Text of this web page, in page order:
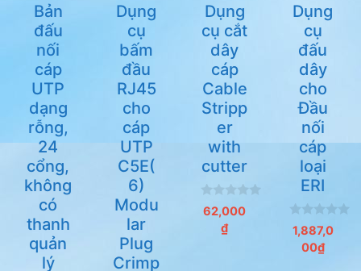
Bản
đấu
nối
cáp
UTP
dạng
rỗng,
24
cổng,
không
có
thanh
quản
lý
Dụng
cụ
bấm
đầu
RJ45
cho
cáp
UTP
C5E(
6)
Modu
lar
Plug
Crimp
Dụng
cụ cắt
dây
cáp
Cable
Stripp
er
with
cutter
0
n
62,000
₫
Dụng
cụ
đấu
dây
cho
Đầu
nối
cáp
loại
ERI
0
n
1,887,0
00₫